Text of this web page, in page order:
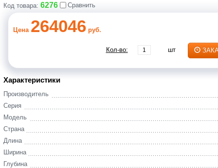
Код товара: 6276 Сравнить
Цена 264046 руб.
Кол-во: шт
Характеристики
Производитель
Серия
Модель
Страна
Длина
Ширина
Глубина